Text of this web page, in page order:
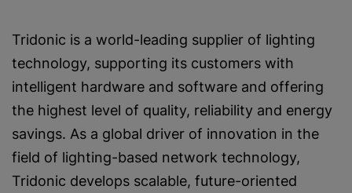
Tridonic is a world-leading supplier of lighting
technology, supporting its customers with
intelligent hardware and software and offering
the highest level of quality, reliability and energy
savings. As a global driver of innovation in the
field of lighting-based network technology,
Tridonic develops scalable, future-oriented